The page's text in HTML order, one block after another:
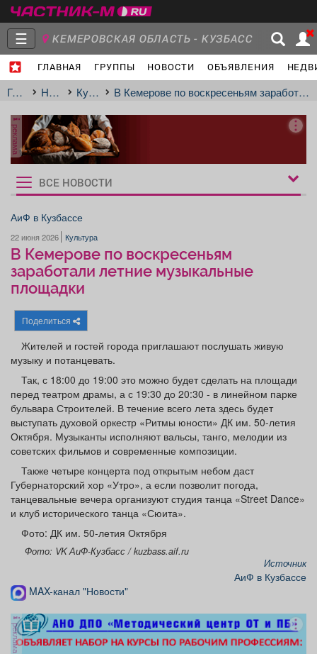
☰ КЕМЕРОВСКАЯ ОБЛАСТЬ - КУЗБАСС
ГЛАВНАЯ ГРУППЫ НОВОСТИ ОБЪЯВЛЕНИЯ
Главная
Группы
Объявления Недвижимость Услуги
Работа
Афиша
Товары Поздравления Погода
ТВ программа Я - пенсионер
ГлавнаяНовостиКультура В Кемерове по воскресеньям заработали летние музыкальные площадки
реклама
Рукбрики
новостей
ВСЕ НОВОСТИ
АиФ в Кузбассе
22 июня 2026 Культура
В Кемерове по воскресеньям
заработали летние музыкальные
площадки
Поделиться
Жителей и гостей города приглашают послушать живую
музыку и потанцевать.
Так, с 18:00 до 19:00 это можно будет сделать на площади
перед театром драмы, а с 19:30 до 20:30 - в линейном парке
бульвара Строителей. В течение всего лета здесь будет
выступать духовой оркестр «Ритмы юности» ДК им. 50-летия
Октября. Музыканты исполняют вальсы, танго, мелодии из
советских фильмов и современные композиции.
Также четыре концерта под открытым небом даст
Губернаторский хор «Утро», а если позволит погода,
танцевальные вечера организуют студия танца «Street Dance»
и клуб исторического танца «Сюита».
Фото: ДК им. 50-летия Октября
Фото: VK АиФ-Кузбасс / kuzbass.aif.ru
Источник
АиФ в Кузбассе
MAX-канал "Новости"
реклама